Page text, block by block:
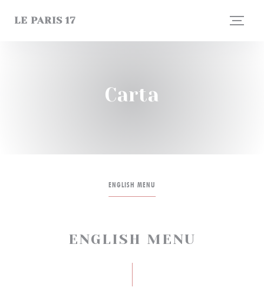
LE PARIS 17
Carta
ENGLISH MENU
ENGLISH MENU